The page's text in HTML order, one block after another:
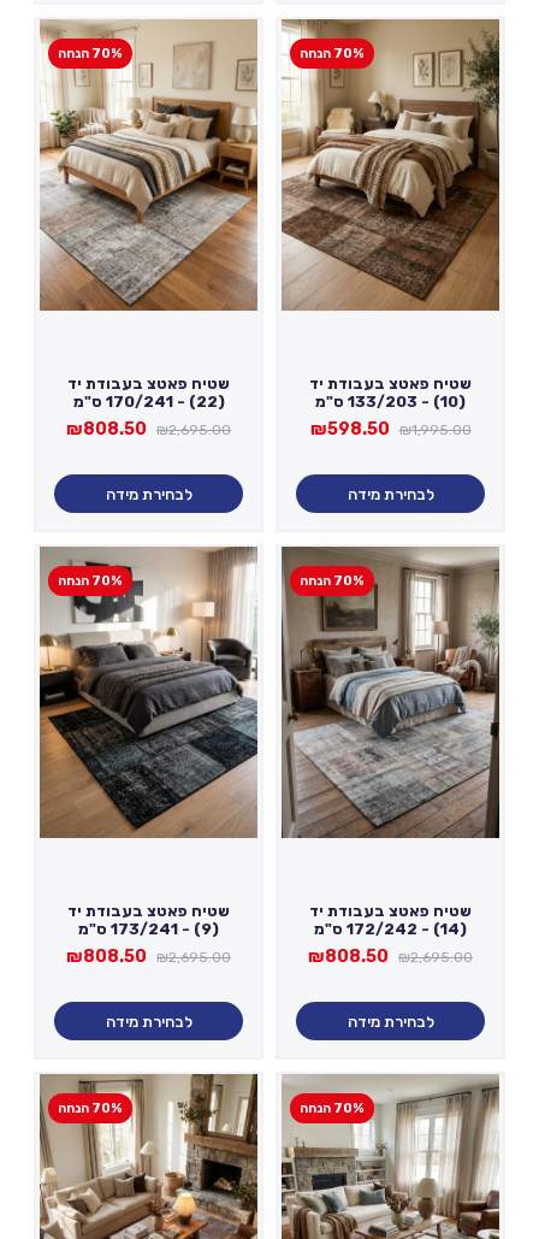
70% הנחה
שטיח פאטצ בעבודת יד
(10) - 133/203 ס"מ
₪1,995.00
המחיר
₪1,995.00.
₪598.50
המחיר
₪598.50.
לבחירת מידה
70% הנחה
שטיח פאטצ בעבודת יד
(22) - 170/241 ס"מ
₪2,695.00
המחיר
₪2,695.00.
₪808.50
המחיר
לבחירת מידה
70% הנחה
שטיח פאטצ בעבודת יד
(14) - 172/242 ס"מ
₪2,695.00
המחיר
₪2,695.00.
₪808.50
המחיר
₪808.50.
לבחירת מידה
70% הנחה
שטיח פאטצ בעבודת יד
(9) - 173/241 ס"מ
₪2,695.00
המחיר
₪2,695.00.
₪808.50
המחיר
לבחירת מידה
70% הנחה 70% הנחה